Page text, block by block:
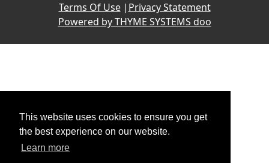
This website uses cookies to ensure you get
the best experience on our website.
Learn more
Terms Of Use| Privacy Statement
Powered by THYME SYSTEMS doo